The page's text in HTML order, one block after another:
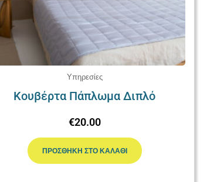
Υπηρεσίες
Κουβέρτα Πάπλωμα Διπλό
€20.00
ΠΡΟΣΘΉΚΗ ΣΤΟ ΚΑΛΆΘΙ